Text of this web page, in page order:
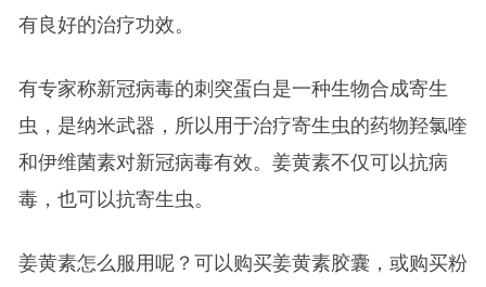
有良好的治疗功效。
有专家称新冠病毒的刺突蛋白是一种生物合成寄生
虫，是纳米武器，所以用于治疗寄生虫的药物羟氯喹
和伊维菌素对新冠病毒有效。姜黄素不仅可以抗病
毒，也可以抗寄生虫。
姜黄素怎么服用呢？可以购买姜黄素胶囊，或购买粉